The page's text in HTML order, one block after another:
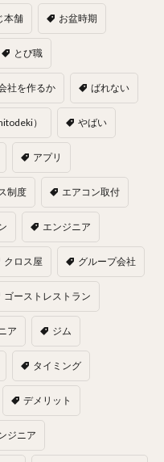
本舗 お盆時期
とび職
社を作るか ばれない
） やばい
アプリ
制度 エアコン取付
エンジニア
クロス屋 グループ会社
ゴーストレストラン
ア ジム
タイミング
デメリット
ジニア